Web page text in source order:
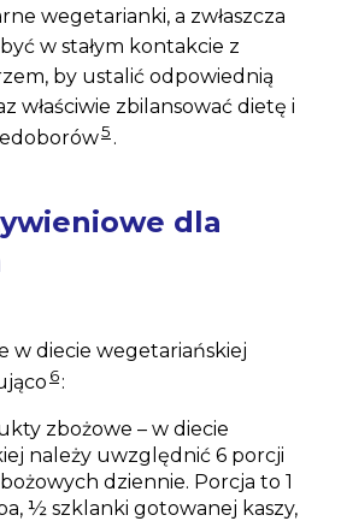
wegetarianki, a zwłaszcza
w stałym kontakcie z
by ustalić odpowiednią
właściwie zbilansować dietę i
5 .
dla
w diecie wegetariańskiej
6:
zbożowe – w diecie
należy uwzględnić 6 porcji
dziennie. Porcja to 1
½ szklanki gotowanej kaszy,